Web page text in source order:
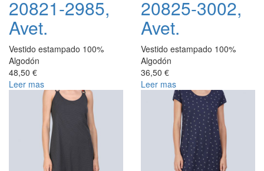
20821-2985,
Avet.
Vestido estampado 100%
Algodón
48,50 €
Leer mas
20825-3002,
Avet.
Vestido estampado 100%
Algodón
36,50 €
Leer mas